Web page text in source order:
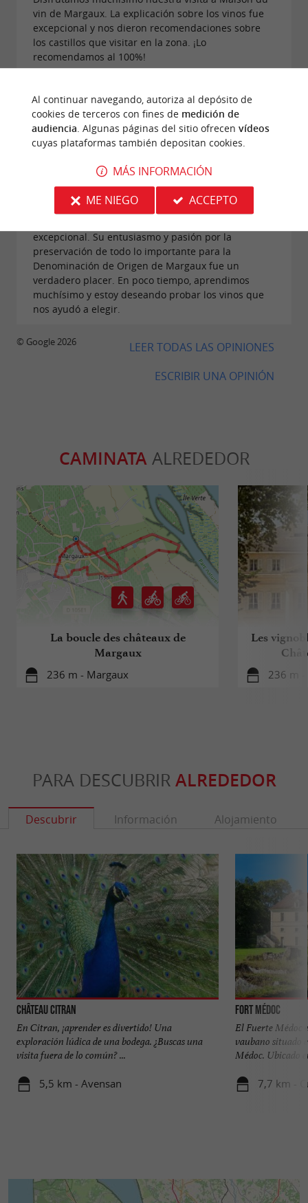
vin de Margaux. La explicación sobre los vinos fue
excepcional y nos dieron recomendaciones sobre
los castillos que visitar en la zona. ¡Lo
recomendamos al 100%!
Opinión publicada por eoin mills el
Hoy hicimos una visita improvisada a la Maison du
vin de Margaux y tuvimos una experiencia
maravillosa. Nos atendió Émilie, cuyo conocimiento
excepcional. Su entusiasmo y pasión por la
preservación de todo lo importante para la
Denominación de Origen de Margaux fue un
verdadero placer. En poco tiempo, aprendimos
muchísimo y estoy deseando probar los vinos que
nos ayudó a elegir.
LEER TODAS LAS OPINIONES
ESCRIBIR UNA OPINIÓN
© Google 2026
CAMINATAALREDEDOR
La boucle des châteaux de
Margaux
236 m - Margaux
Les
236 m -
PARA DESCUBRIR ALREDEDOR
Descubrir Información Alojamiento
Château Citran
En Citran, ¡aprender es divertido! Una
exploración lúdica de una bodega. ¿Buscas una
visita fuera de lo común? ...
5,5 km - Avensan
Fort Médoc
El Fuerte Médoc
vaubano situado
Médoc. Ubicado
7,7 km -
Al continuar navegando, autoriza al depósito de
cookies de terceros con fines de medición de
audiencia . Algunas páginas del sitio ofrecen vídeos
cuyas plataformas también depositan cookies.
MÁS INFORMACIÓN
ME NIEGO
ACCEPTO